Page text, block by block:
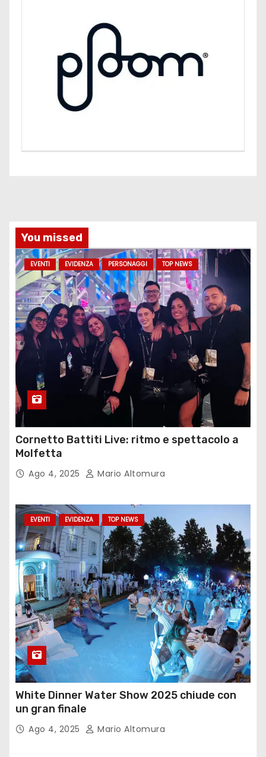
You missed
EVENTI EVIDENZA PERSONAGGI TOP NEWS
Cornetto Battiti Live: ritmo e spettacolo a
Molfetta
Ago 4, 2025 Mario Altomura
EVENTI EVIDENZA TOP NEWS
White Dinner Water Show 2025 chiude con
un gran finale
Ago 4, 2025 Mario Altomura